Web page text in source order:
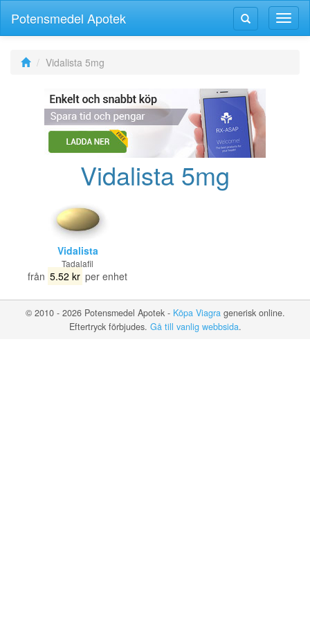
Växla
Växla
navigering
Potensmedel Apotek
Vidalista 5mg
Vidalista 5mg
Vidalista
Tadalafil
från 5.52 kr per enhet
© 2010 - 2026 Potensmedel Apotek - Köpa Viagragenerisk online.
Eftertryck förbjudes. Gå till vanlig webbsida.